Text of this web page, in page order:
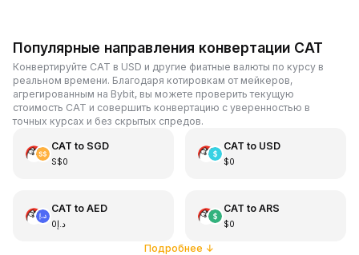
Популярные направления конвертации CAT
Конвертируйте CAT в USD и другие фиатные валюты по курсу в
реальном времени. Благодаря котировкам от мейкеров,
агрегированным на Bybit, вы можете проверить текущую
стоимость CAT и совершить конвертацию с уверенностью в
точных курсах и без скрытых спредов.
CAT to SGD
S$0
CAT to USD
$0
CAT to AED
د.إ0
CAT to ARS
$0
Подробнее ↓